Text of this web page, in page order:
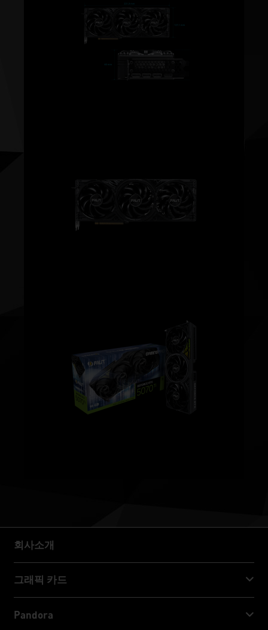
회사소개
회사소개
그래픽 카드
Pandora